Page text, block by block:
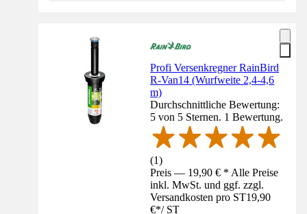
Profi Versenkregner RainBird
R-Van14 (Wurfweite 2,4-4,6
m)
Durchschnittliche Bewertung:
5 von 5 Sternen. 1 Bewertung.
(1)
Preis — 19,90 € * Alle Preise
inkl. MwSt. und ggf. zzgl.
Versandkosten pro ST19,90
€*/ ST